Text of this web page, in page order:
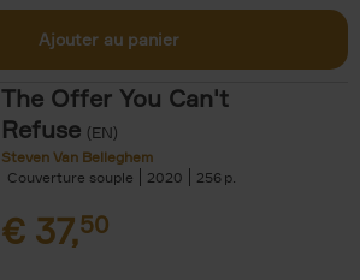
Ajouter au panier
The Offer You Can't
Refuse (EN)
Steven Van Belleghem
Couverture souple
2020 256
€ 37,50